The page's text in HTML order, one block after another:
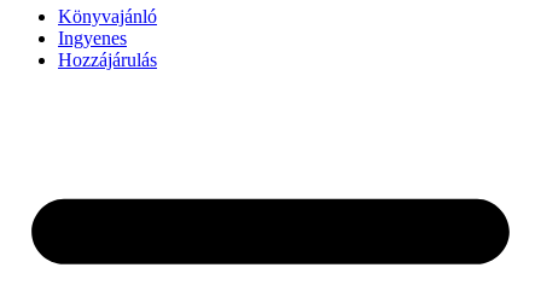
Könyvajánló
Ingyenes
Hozzájárulás